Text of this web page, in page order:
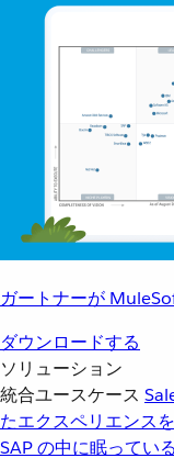
ガートナーが
ダウンロードする
ソリューション
統合ユースケース
たエクスペリエンス
SAP の中に眠ってい